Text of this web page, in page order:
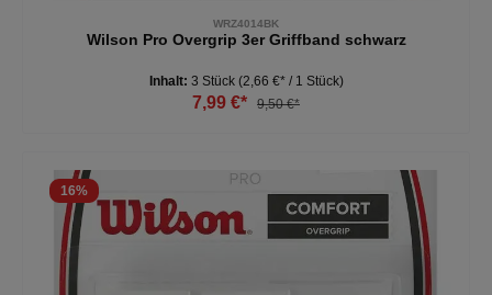
WRZ4014BK
Wilson Pro Overgrip 3er Griffband schwarz
Inhalt: 3 Stück (2,66 €* / 1 Stück)
7,99 €* 9,50 €*
16%